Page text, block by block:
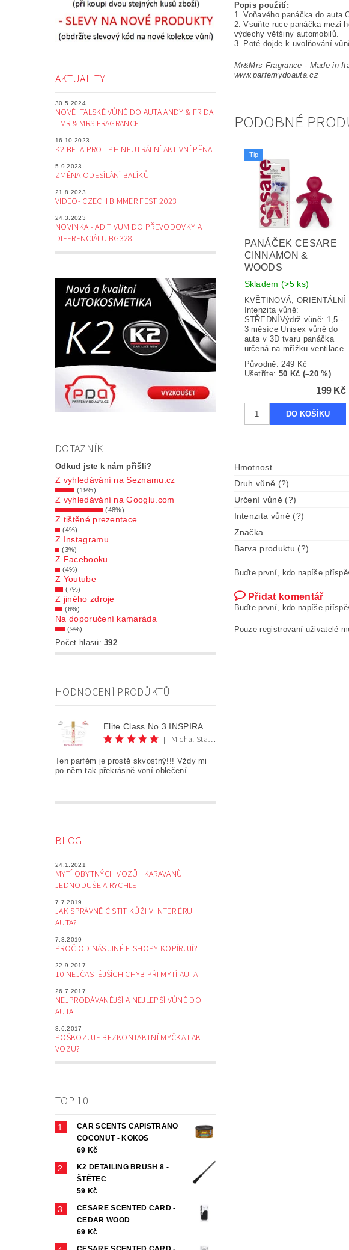
AKTUALITY
30.5.2024
NOVÉ ITALSKÉ VŮNĚ DO AUTA ANDY & FRIDA
- MR & MRS FRAGRANCE
16.10.2023
K2 BELA PRO - PH NEUTRÁLNÍ AKTIVNÍ PĚNA
5.9.2023
ZMĚNA ODESÍLÁNÍ BALÍKŮ
21.8.2023
VIDEO- CZECH BIMMER FEST 2023
24.3.2023
NOVINKA - ADITIVUM DO PŘEVODOVKY A
DIFERENCIÁLU BG328
DOTAZNÍK
Odkud jste k nám přišli?
Z vyhledávání na Seznamu.cz
(19%)
Z vyhledávání na Googlu.com
(48%)
Z tištěné prezentace
(4%)
Z Instagramu
(3%)
Z Facebooku
(4%)
Z Youtube
(7%)
Z jiného zdroje
(6%)
Na doporučení kamaráda
(9%)
Počet hlasů:392
HODNOCENÍ PRODŮKTŮ
Elite Class No.3 INSPIRATION FOR HER AKCE 1+1
|
Michal Staněk
Ten parfém je prostě skvostný!!! Vždy mi
po něm tak překrásně voní oblečení...
BLOG
24.1.2021
MYTÍ OBYTNÝCH VOZŮ I KARAVANŮ
JEDNODUŠE A RYCHLE
7.7.2019
JAK SPRÁVNĚ ČISTIT KŮŽI V INTERIÉRU
AUTA?
7.3.2019
PROČ OD NÁS JINÉ E-SHOPY KOPÍRUJÍ?
22.9.2017
10 NEJČASTĚJŠÍCH CHYB PŘI MYTÍ AUTA
26.7.2017
NEJPRODÁVANĚJŠÍ A NEJLEPŠÍ VŮNĚ DO
AUTA
3.6.2017
POŠKOZUJE BEZKONTAKTNÍ MYČKA LAK
VOZU?
TOP 10
CAR SCENTS CAPISTRANO
COCONUT - KOKOS
69 Kč
K2 DETAILING BRUSH 8 -
ŠTĚTEC
59 Kč
CESARE SCENTED CARD -
CEDAR WOOD
69 Kč
Popis použití:
1. Voňavého panáčka do auta
2. Vsuňte ruce panáčka mezi
výdechy většiny automobilů.
3. Poté dojde k uvolňování
Mr&Mrs Fragrance - Made in
www.parfemydoauta.cz
PODOBNÉ
Tip
PANÁČEK CESARE
CINNAMON &
WOODS
Skladem(>5 ks)
KVĚTINOVÁ, ORIENTÁLNÍ
Intenzita vůně:
STŘEDNÍVýdrž vůně: 1,5 -
3 měsíce Unisex vůně do
auta v 3D tvaru panáčka
určená na mřížku ventilace.
Původně: 249 Kč
Ušetříte: 50 Kč (–20 %)
199 Kč
Hmotnost
Druh vůně (?)
Určení vůně (?)
Intenzita vůně (?)
Značka
Barva produktu (?)
Buďte první, kdo napíše
Přidat komentář
Buďte první, kdo napíše
Pouze registrovaní uživatelé